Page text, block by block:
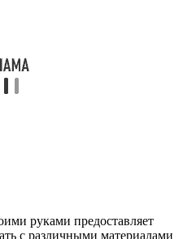
руками предоставляет
с различными материалами